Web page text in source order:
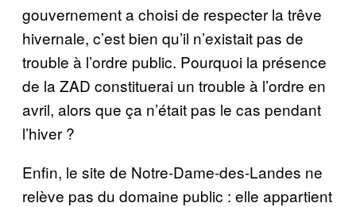
gouvernement a choisi de respecter la trêve
hivernale, c’est bien qu’il n’existait pas de
trouble à l’ordre public. Pourquoi la présence
de la ZAD constituerai un trouble à l’ordre en
avril, alors que ça n’était pas le cas pendant
l’hiver ?
Enfin, le site de Notre-Dame-des-Landes ne
relève pas du domaine public : elle appartient